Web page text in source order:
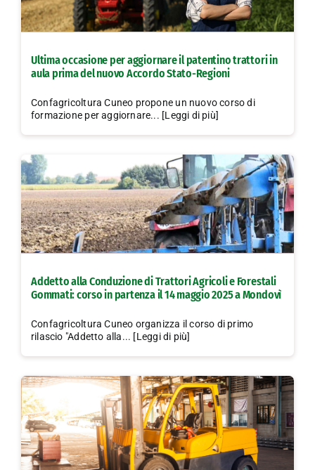
L’Agricoltore cuneese
Lavora con noi
Ultima occasione per aggiornare il patentino trattori in
aula prima del nuovo Accordo Stato-Regioni
Confagricoltura Cuneo propone un nuovo corso di
formazione per aggiornare... [Leggi di più]
Addetto alla Conduzione di Trattori Agricoli e Forestali
Gommati: corso in partenza il 14 maggio 2025 a Mondovì
Confagricoltura Cuneo organizza il corso di primo
rilascio "Addetto alla... [Leggi di più]